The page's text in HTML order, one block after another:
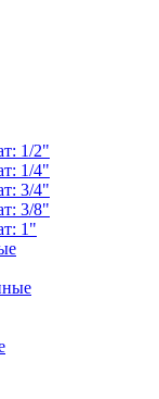
1/2"
1/4"
3/4"
3/8"
1"